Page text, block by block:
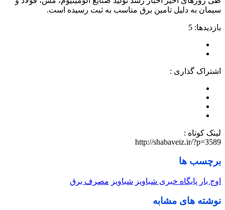
سیمان به دلیل تامین برق مناسب به ثبت رسیده است.
بازدیدها: 5
اشتراک گذاری :
لینک کوتاه :
http://shabaveiz.ir/?p=3589
برچسب ها
اوج بار پایگاه خبری شباویز شباویز مصرف برق
نوشته های مشابه